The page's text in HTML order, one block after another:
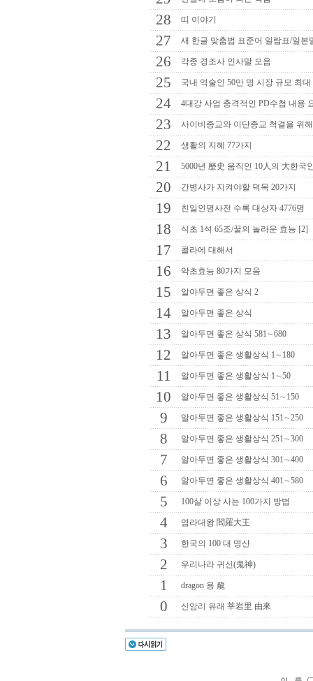
28 띠 이야기
27 새 한글 맞춤법 표준어 일람표/일본
26 각종 경조사 인사말 모음
25 국내 역술인 50만 명 시장 규모 최
24 4대강 사업 충격적인 PD수첩 내용
23 사이비종교와 이단종교 척결을 위
22 생활의 지혜 77가지
21 5000년 歷史 움직인 10人의 大한국
20 간병사가 지켜야할 덕목 20가지
19 친일인명사전 수록 대상자 4776명
18 식초 1석 65조/꿀의 놀라운 효능 [2]
17 콜라에 대해서
16 약초효능 80가지 모음
15 알아두면 좋은 상식 2
14 알아두면 좋은 상식
13 알아두면 좋은 상식 581∼680
12 알아두면 좋은 생활상식 1∼180
11 알아두면 좋은 생활상식 1∼50
10 알아두면 좋은 생활상식 51∼150
9 알아두면 좋은 생활상식 151∼250
8 알아두면 좋은 생활상식 251∼300
7 알아두면 좋은 생활상식 301∼400
6 알아두면 좋은 생활상식 401∼580
5 100살 이상 사는 100가지 방법
4 염라대왕 閻羅大王
3 한국의 100 대 명산
2 우리나라 귀신(鬼神)
1 dragon 용 龍
0 신암리 유래 莘岩里 由來